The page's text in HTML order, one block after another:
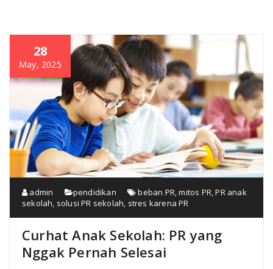
28
May, 2025
admin pendidikan beban PR,mitos PR,PR anak
sekolah, solusi PR sekolah, stres karena PR
Curhat Anak Sekolah: PR yang
Nggak Pernah Selesai